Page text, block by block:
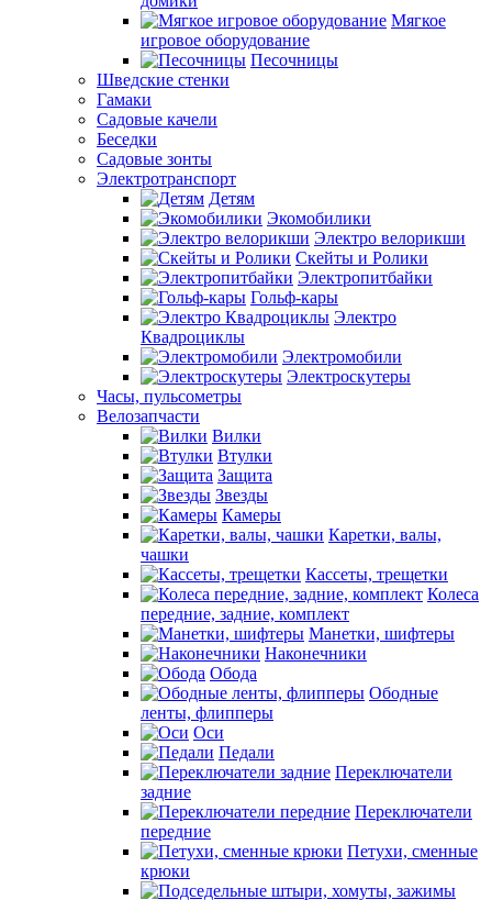
Мягкое
игровое оборудование
Песочницы
Шведские стенки
Гамаки
Садовые качели
Беседки
Садовые зонты
Электротранспорт
Детям
Экомобилики
Электро велорикши
Скейты и Ролики
Электропитбайки
Гольф-кары
Электро
Квадроциклы
Электромобили
Электроскутеры
Часы, пульсометры
Велозапчасти
Вилки
Втулки
Защита
Звезды
Камеры
Каретки, валы,
чашки
Кассеты, трещетки
Колеса
передние, задние, комплект
Манетки, шифтеры
Наконечники
Обода
Ободные
ленты, флипперы
Оси
Педали
Переключатели
задние
Переключатели
передние
Петухи, сменные
крюки